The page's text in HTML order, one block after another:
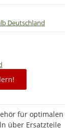
Deutschland
für optimalen
über Ersatzteile